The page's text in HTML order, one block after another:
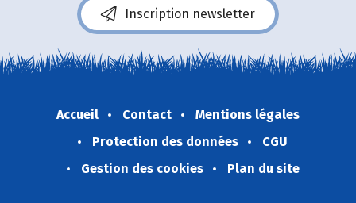
Inscription newsletter
Accueil Contact
Mentions légales
Protection des données
CGU
Gestion des cookies
Plan du site